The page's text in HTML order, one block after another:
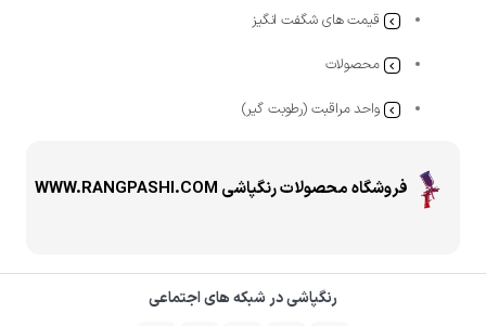
قیمت های شگفت انگیز
محصولات
واحد مراقبت (رطوبت گیر)
فروشگاه محصولات رنگپاشی WWW.RANGPASHI.COM
رنگپاشی در شبکه های اجتماعی